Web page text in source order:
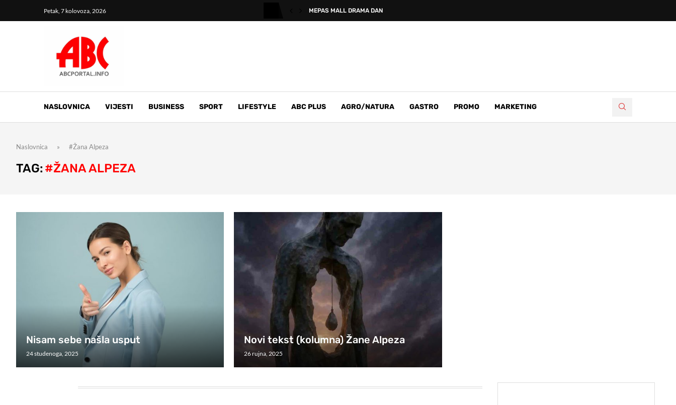
Petak, 7 kolovoza, 2026 MEPAS MALL DRAMA DAN
NASLOVNICA VIJESTI BUSINESS SPORT LIFESTYLE ABC PLUS AGRO/NATURA GASTRO PROMO MARKETING
Naslovnica » #Žana Alpeza
TAG: #ŽANA ALPEZA
Nisam sebe našla usput
24 studenoga, 2025
Novi tekst (kolumna) Žane Alpeza
26 rujna, 2025